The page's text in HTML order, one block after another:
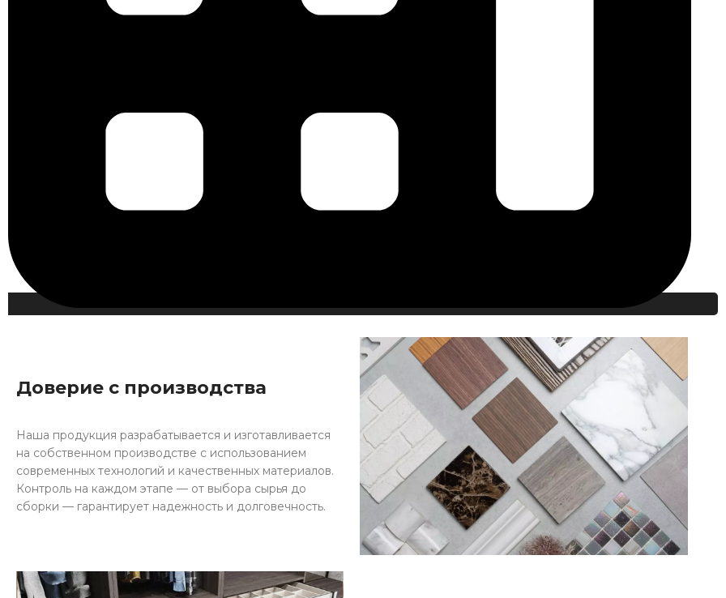
Доверие с производства
Наша продукция разрабатывается и изготавливается
на собственном производстве с использованием
современных технологий и качественных материалов.
Контроль на каждом этапе — от выбора сырья до
сборки — гарантирует надежность и долговечность.